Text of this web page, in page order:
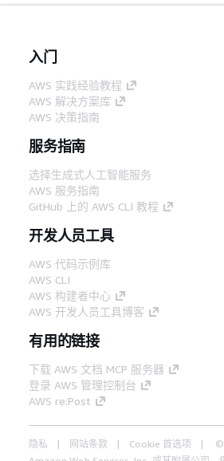
入门
AWS 实践经验教程
AWS 解决方案库
AWS 决策指南
服务指南
选择生成式人工智能服务
AWS 服务指南
GitHub 上的 AWS CLI 教程
开发人员工具
AWS 代码示例库
AWS CLI
AWS 构建者中心
AWS 开发人员工具博客
有用的链接
下载 AWS 文档 MCP 服务器
登录 AWS 管理控制台
AWS re:Post
隐私 网站条款 Cookie 首选项
©